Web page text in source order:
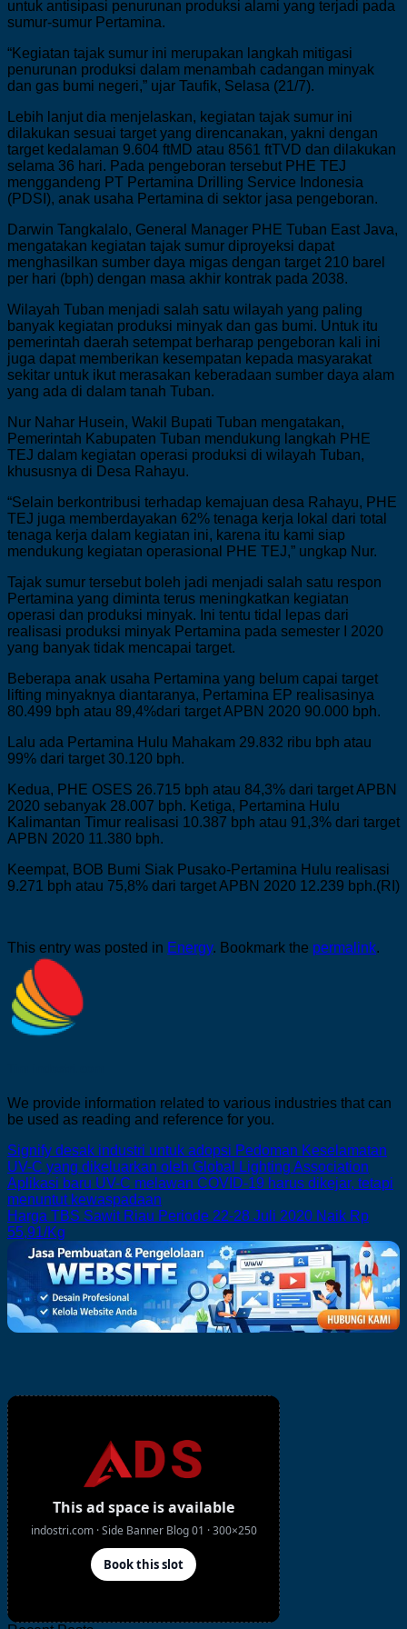
untuk antisipasi penurunan produksi alami yang terjadi pada
sumur-sumur Pertamina.
“Kegiatan tajak sumur ini merupakan langkah mitigasi
penurunan produksi dalam menambah cadangan minyak
dan gas bumi negeri,” ujar Taufik, Selasa (21/7).
Lebih lanjut dia menjelaskan, kegiatan tajak sumur ini
dilakukan sesuai target yang direncanakan, yakni dengan
target kedalaman 9.604 ftMD atau 8561 ftTVD dan dilakukan
selama 36 hari. Pada pengeboran tersebut PHE TEJ
menggandeng PT Pertamina Drilling Service Indonesia
(PDSI), anak usaha Pertamina di sektor jasa pengeboran.
Darwin Tangkalalo, General Manager PHE Tuban East Java,
mengatakan kegiatan tajak sumur diproyeksi dapat
menghasilkan sumber daya migas dengan target 210 barel
per hari (bph) dengan masa akhir kontrak pada 2038.
Wilayah Tuban menjadi salah satu wilayah yang paling
banyak kegiatan produksi minyak dan gas bumi. Untuk itu
pemerintah daerah setempat berharap pengeboran kali ini
juga dapat memberikan kesempatan kepada masyarakat
sekitar untuk ikut merasakan keberadaan sumber daya alam
yang ada di dalam tanah Tuban.
Nur Nahar Husein, Wakil Bupati Tuban mengatakan,
Pemerintah Kabupaten Tuban mendukung langkah PHE
TEJ dalam kegiatan operasi produksi di wilayah Tuban,
khususnya di Desa Rahayu.
“Selain berkontribusi terhadap kemajuan desa Rahayu, PHE
TEJ juga memberdayakan 62% tenaga kerja lokal dari total
tenaga kerja dalam kegiatan ini, karena itu kami siap
mendukung kegiatan operasional PHE TEJ,” ungkap Nur.
Tajak sumur tersebut boleh jadi menjadi salah satu respon
Pertamina yang diminta terus meningkatkan kegiatan
operasi dan produksi minyak. Ini tentu tidal lepas dari
realisasi produksi minyak Pertamina pada semester I 2020
yang banyak tidak mencapai target.
Beberapa anak usaha Pertamina yang belum capai target
lifting minyaknya diantaranya, Pertamina EP realisasinya
80.499 bph atau 89,4%dari target APBN 2020 90.000 bph.
Lalu ada Pertamina Hulu Mahakam 29.832 ribu bph atau
99% dari target 30.120 bph.
Kedua, PHE OSES 26.715 bph atau 84,3% dari target APBN
2020 sebanyak 28.007 bph. Ketiga, Pertamina Hulu
Kalimantan Timur realisasi 10.387 bph atau 91,3% dari target
APBN 2020 11.380 bph.
Keempat, BOB Bumi Siak Pusako-Pertamina Hulu realisasi
9.271 bph atau 75,8% dari target APBN 2020 12.239 bph.(RI)
This entry was posted in Energy. Bookmark the permalink.
We provide information related to various industries that can
be used as reading and reference for you.
Signify desak industri untuk adopsi Pedoman Keselamatan
UV-C yang dikeluarkan oleh Global Lighting Association
Aplikasi baru UV-C melawan COVID-19 harus dikejar, tetapi
menuntut kewaspadaan
Harga TBS Sawit Riau Periode 22-28 Juli 2020 Naik Rp
55,91/Kg